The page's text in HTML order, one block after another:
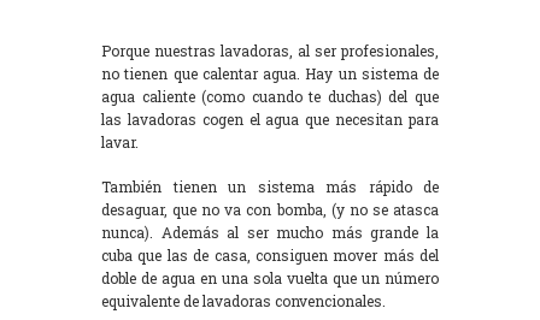
Porque nuestras lavadoras, al ser profesionales,
no tienen que calentar agua. Hay un sistema de
agua caliente (como cuando te duchas) del que
las lavadoras cogen el agua que necesitan para
lavar.
También tienen un sistema más rápido de
desaguar, que no va con bomba, (y no se atasca
nunca). Además al ser mucho más grande la
cuba que las de casa, consiguen mover más del
doble de agua en una sola vuelta que un número
equivalente de lavadoras convencionales.